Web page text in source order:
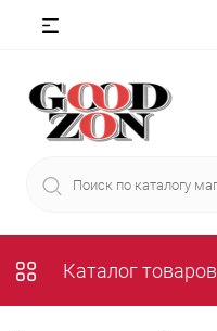
Каталог товаров